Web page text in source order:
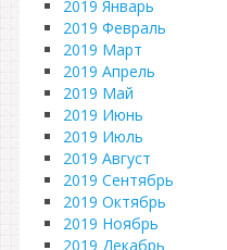
2019 Январь
2019 Февраль
2019 Март
2019 Апрель
2019 Май
2019 Июнь
2019 Июль
2019 Август
2019 Сентябрь
2019 Октябрь
2019 Ноябрь
2019 Декабрь